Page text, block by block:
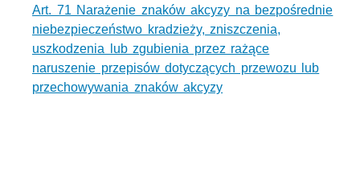
Art. 71 Narażenie znaków akcyzy na bezpośrednie
niebezpieczeństwo kradzieży, zniszczenia,
uszkodzenia lub zgubienia przez rażące
naruszenie przepisów dotyczących przewozu lub
przechowywania znaków akcyzy